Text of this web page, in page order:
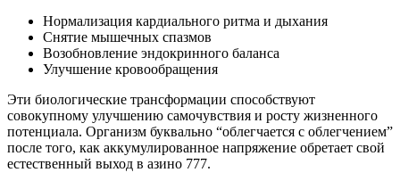
Нормализация кардиального ритма и дыхания
Снятие мышечных спазмов
Возобновление эндокринного баланса
Улучшение кровообращения
Эти биологические трансформации способствуют
совокупному улучшению самочувствия и росту жизненного
потенциала. Организм буквально “облегчается с облегчением”
после того, как аккумулированное напряжение обретает свой
естественный выход в азино 777.